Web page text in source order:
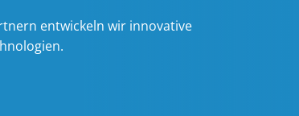
entwickeln wir innovative